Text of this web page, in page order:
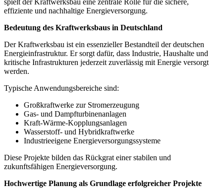
spielt der Kraftwerksbau eine zentrale Rolle für die sichere,
effiziente und nachhaltige Energieversorgung.
Bedeutung des Kraftwerksbaus in Deutschland
Der Kraftwerksbau ist ein essenzieller Bestandteil der deutschen
Energieinfrastruktur. Er sorgt dafür, dass Industrie, Haushalte und
kritische Infrastrukturen jederzeit zuverlässig mit Energie versorgt
werden.
Typische Anwendungsbereiche sind:
Großkraftwerke zur Stromerzeugung
Gas- und Dampfturbinenanlagen
Kraft-Wärme-Kopplungsanlagen
Wasserstoff- und Hybridkraftwerke
Industrieeigene Energieversorgungssysteme
Diese Projekte bilden das Rückgrat einer stabilen und
zukunftsfähigen Energieversorgung.
Hochwertige Planung als Grundlage erfolgreicher Projekte